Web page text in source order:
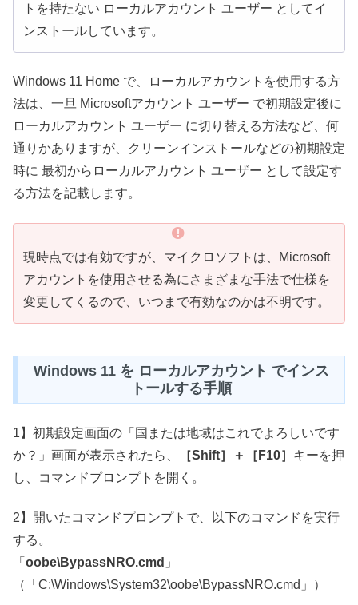
トを持たない ローカルアカウント ユーザー としてイ
ンストールしています。
Windows 11 Home で、ローカルアカウントを使用する方
法は、一旦 Microsoftアカウント ユーザー で初期設定後に
ローカルアカウント ユーザー に切り替える方法など、何
通りかありますが、クリーンインストールなどの初期設定
時に 最初からローカルアカウント ユーザー として設定す
る方法を記載します。
現時点では有効ですが、マイクロソフトは、Microsoft
アカウントを使用させる為にさまざまな手法で仕様を
変更してくるので、いつまで有効なのかは不明です。
Windows 11 を ローカルアカウント でインス
トールする手順
1】初期設定画面の「国または地域はこれでよろしいです
か？」画面が表示されたら、
［Shift］＋［F10］ キーを押
し、コマンドプロンプトを開く。
2】開いたコマンドプロンプトで、以下のコマンドを実行
する。
「 oobe\BypassNRO.cmd 」
（「C:\Windows\System32\oobe\BypassNRO.cmd」）